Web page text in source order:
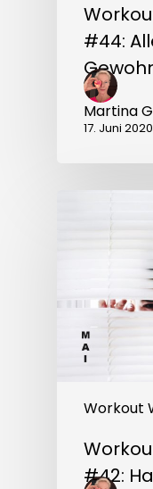
#44:
Martina
17. Juni 2020
Workout
#42: